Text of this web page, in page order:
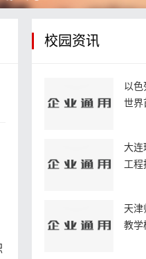
校园资讯
以色
世界
大连
工程
天津
教学